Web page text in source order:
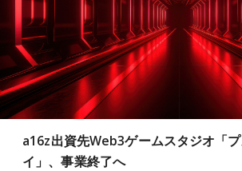
a16z出資先Web3ゲームスタジオ「
イ」、事業終了へ